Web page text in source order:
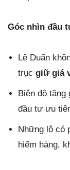
Góc nhìn đầu
Lê Duẩn
trục giữ giá
Biên độ
đầu tư ưu
Những lô có
hiếm hàng,